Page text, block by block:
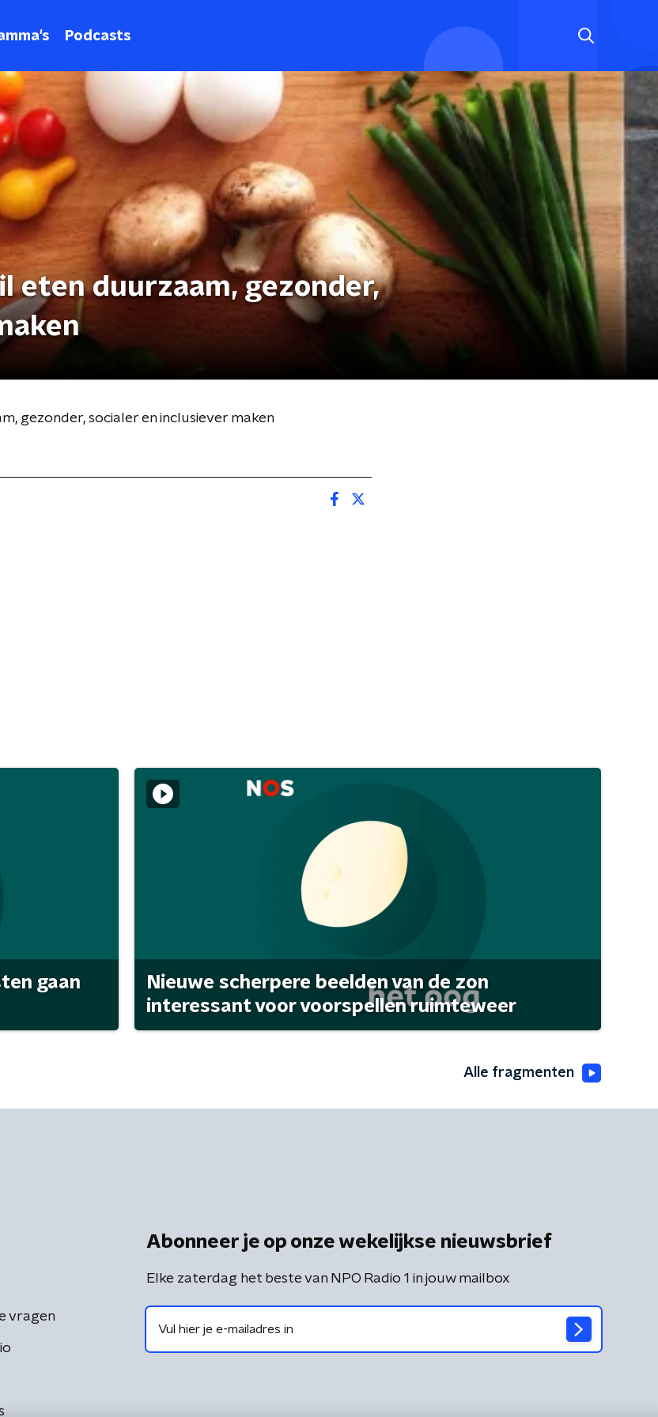
Podcasts
eten duurzaam, gezonder,
gezonder, socialer en inclusiever maken
gaan
Nieuwe scherpere beelden van de zon
interessant voor voorspellen ruimteweer
Alle fragmenten
vragen
Abonneer je op onze wekelijkse nieuwsbrief
Elke zaterdag het beste van NPO Radio 1 in jouw mailbox